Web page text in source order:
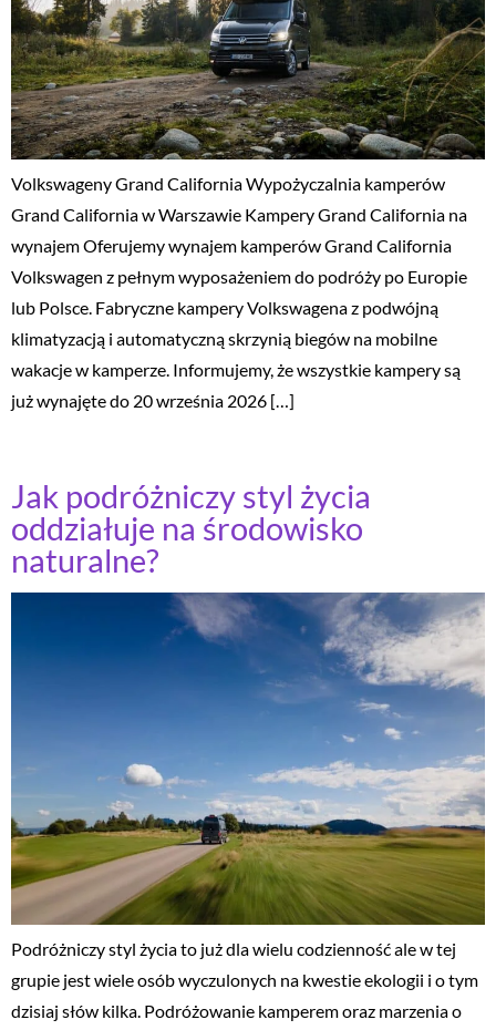
Volkswageny Grand California Wypożyczalnia kamperów
Grand California w Warszawie Kampery Grand California na
wynajem Oferujemy wynajem kamperów Grand California
Volkswagen z pełnym wyposażeniem do podróży po Europie
lub Polsce. Fabryczne kampery Volkswagena z podwójną
klimatyzacją i automatyczną skrzynią biegów na mobilne
wakacje w kamperze. Informujemy, że wszystkie kampery są
już wynajęte do 20 września 2026 […]
Jak podróżniczy styl życia
oddziałuje na środowisko
naturalne?
Podróżniczy styl życia to już dla wielu codzienność ale w tej
grupie jest wiele osób wyczulonych na kwestie ekologii i o tym
dzisiaj słów kilka. Podróżowanie kamperem oraz marzenia o